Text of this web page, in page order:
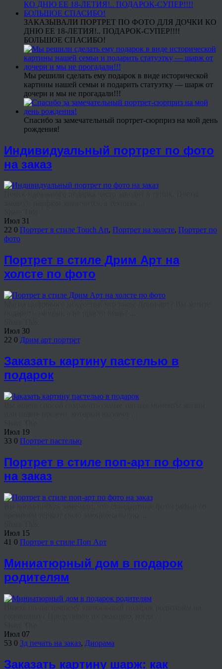
ЗАКАЗЫВАЛИ ПОРТРЕТ ПО ФОТО ДЛЯ ДОЧКИ КО
ДНЮ ЕЕ 18-ЛЕТИЯ!.. ПОДАРОК-СУПЕР!!!!
БОЛЬШОЕ СПАСИБО!
Мы решили сделать ему подарок в виде исторической
картины нашей семьи и подарить статуэтку — шарж от
дочери и мы не прогадали!!!
Спасибо за замечательный портрет-сюрприз на мой день
рождения!
Индивидуальный портрет по фото
на заказ
Июл 31
22 0 Портрет в стиле Touch Art, Портрет на холсте, Портрет по
фото
Портрет в стиле Дрим Арт на
холсте по фото
Июл 30
22 0 Дрим арт портрет
Заказать картину пастелью в
подарок
Июл 19
33 0 Портрет пастелью
Портрет в стиле поп-арт по фото
на заказ
Июл 15
41 0 Портрет в стиле Поп Арт
Миниатюрный дом в подарок
родителям
Июл 07
53 0 3д печать на заказ, Диорама
Заказать картину шарж: как